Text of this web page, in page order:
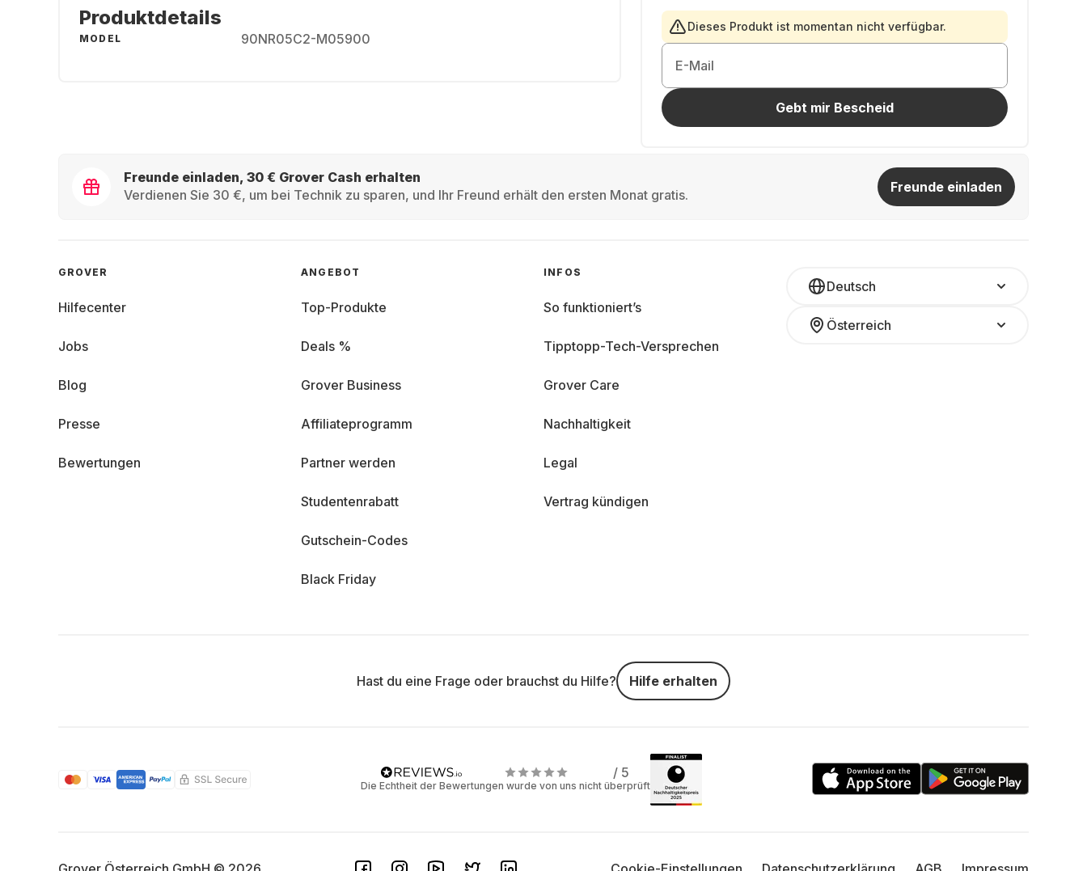
Dieses Produkt ist momentan nicht verfügbar.
E-Mail
Gebt mir Bescheid
Produktdetails
MODEL 90NR05C2-M05900
Freunde einladen, 30 € Grover Cash erhalten
Verdienen Sie 30 €, um bei Technik zu sparen, und Ihr Freund erhält den ersten Monat gratis.
Freunde einladen
Deutsch
Österreich
GROVER
Hilfecenter
Jobs
Blog
Presse
Bewertungen
ANGEBOT
Top-Produkte
Deals %
Grover Business
Affiliateprogramm
Partner werden
Studentenrabatt
Gutschein-Codes
Black Friday
INFOS
So funktioniert’s
Tipptopp-Tech-Versprechen
Grover Care
Nachhaltigkeit
Legal
Vertrag kündigen
Hast du eine Frage oder brauchst du Hilfe? Hilfe erhalten
/ 5
Die Echtheit der Bewertungen wurde von uns nicht überprüft